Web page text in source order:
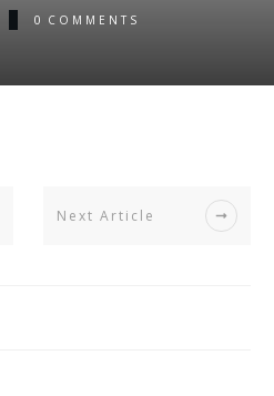
0 COMMENTS
Next Article